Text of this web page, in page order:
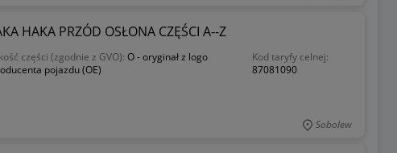
HAKA PRZÓD OSŁONA CZĘŚCI A--Z
części (zgodnie z GVO):O - oryginał z logo
pojazdu (OE)
Kod taryfy celnej:
87081090
Sobolew